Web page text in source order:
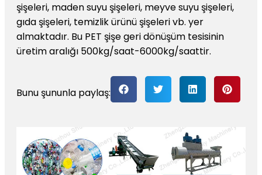
şişeleri, maden suyu şişeleri, meyve suyu şişeleri,
gıda şişeleri, temizlik ürünü şişeleri vb. yer
almaktadır. Bu PET şişe geri dönüşüm tesisinin
üretim aralığı 500kg/saat-6000kg/saattir.
Bunu şununla paylaş: